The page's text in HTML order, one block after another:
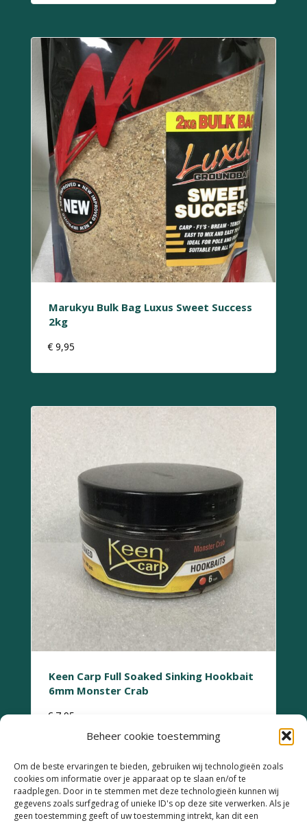
Beheer cookie toestemming
Om de beste ervaringen te bieden, gebruiken wij technologieën zoals
cookies om informatie over je apparaat op te slaan en/of te
raadplegen. Door in te stemmen met deze technologieën kunnen wij
gegevens zoals surfgedrag of unieke ID's op deze site verwerken. Als je
geen toestemming geeft of uw toestemming intrekt, kan dit een
Marukyu Bulk Bag Luxus Sweet Success
2kg
€ 9,95
Keen Carp Full Soaked Sinking Hookbait
6mm Monster Crab
€ 7,95
Retourneren